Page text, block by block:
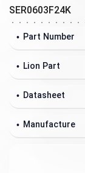
SER0603F24K
Part Number
Lion Part
Datasheet
Manufacture